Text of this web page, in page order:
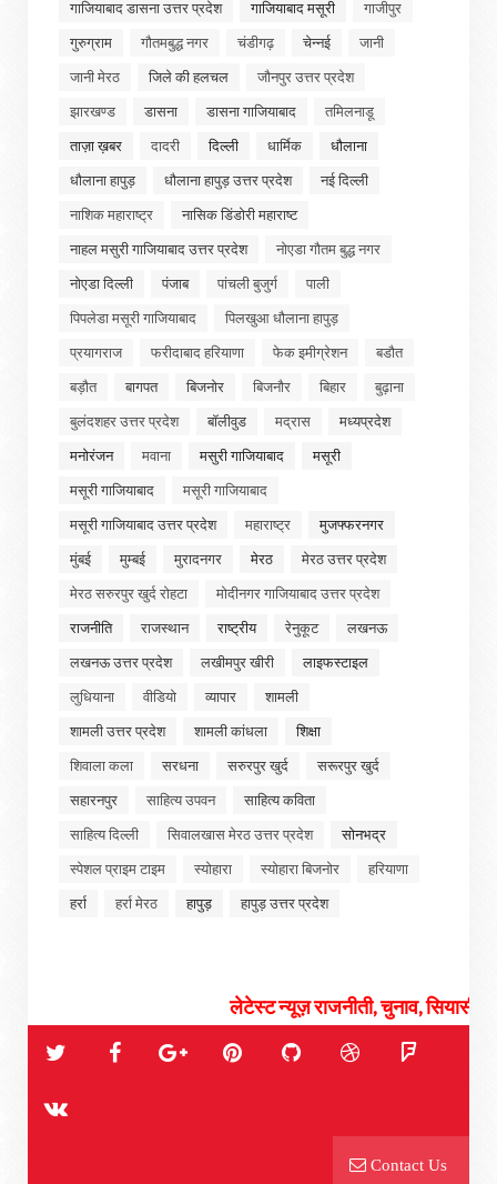
गाजियाबाद डासना उत्तर प्रदेश गाजियाबाद मसूरी
गाजीपुर
गुरुग्राम
गौतमबुद्ध नगर चंडीगढ़ चेन्नई
जानी
जानी मेरठ
जिले की हलचल
जौनपुर उत्तर प्रदेश
झारखण्ड
डासना डासना गाजियाबाद
तमिलनाडू
ताज़ा ख़बर
दादरी दिल्ली धार्मिक
धौलाना
धौलाना हापुड़
धौलाना हापुड़ उत्तर प्रदेश
नई दिल्ली
नाशिक महाराष्ट्र
नासिक डिंडोरी महाराष्ट
नाहल मसुरी गाजियाबाद उत्तर प्रदेश
नोएडा गौतम बुद्ध नगर
नोएडा दिल्ली
पंजाब पांचली बुजुर्ग
पाली
पिपलेडा मसूरी गाजियाबाद
पिलखुआ धौलाना हापुड़
प्रयागराज
फरीदाबाद हरियाणा फेक इमीग्रेशन
बडौत
बड़ौत
बागपत बिजनोर बिजनौर बिहार
बुढ़ाना
बुलंदशहर उत्तर प्रदेश
बॉलीवुड मद्रास
मध्यप्रदेश
मनोरंजन
मवाना मसुरी गाजियाबाद
मसूरी
मसूरी गाजियाबाद
मसूरी गाजियाबाद
मसूरी गाजियाबाद उत्तर प्रदेश
महाराष्ट्र
मुजफ्फरनगर
मुंबई
मुम्बई मुरादनगर मेरठ
मेरठ उत्तर प्रदेश
मेरठ सरुरपुर खुर्द रोहटा
मोदीनगर गाजियाबाद उत्तर प्रदेश
राजनीति
राजस्थान राष्ट्रीय रेनुकूट
लखनऊ
लखनऊ उत्तर प्रदेश
लखीमपुर खीरी
लाइफस्टाइल
लुधियाना
वीडियो व्यापार
शामली
शामली उत्तर प्रदेश
शामली कांधला
शिक्षा
शिवाला कला
सरधना सरुरपुर खुर्द
सरूरपुर खुर्द
सहारनपुर
साहित्य उपवन
साहित्य कविता
साहित्य दिल्ली
सिवालखास मेरठ उत्तर प्रदेश
सोनभद्र
स्पेशल प्राइम टाइम
स्योहारा स्योहारा बिजनोर
हरियाणा
हर्रा
हर्रा मेरठ हापुड़ हापुड़ उत्तर प्रदेश
लेटेस्ट न्यूज़ राजनीती, चुनाव, सियासी संग्राम
Contact Us